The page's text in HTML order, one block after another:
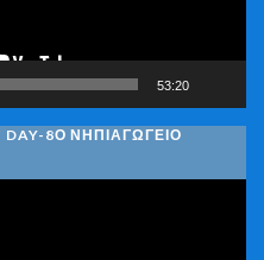
53:20
DAY-8Ο ΝΗΠΙΑΓΩΓΕΙΟ